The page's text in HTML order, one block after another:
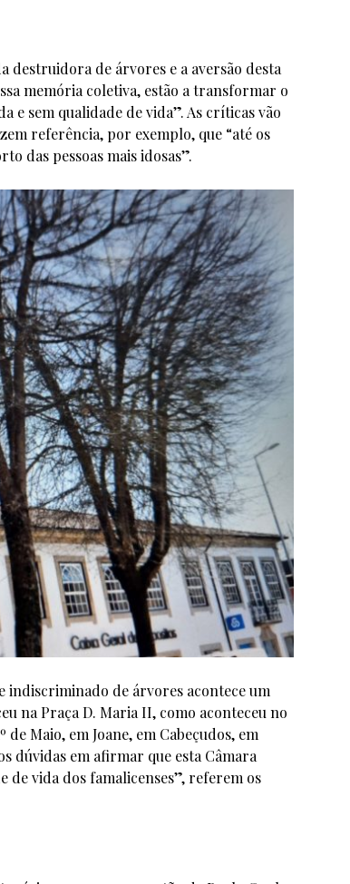
destruidora de árvores e a aversão desta
memória coletiva, estão a transformar o
e sem qualidade de vida”. As críticas vão
referência, por exemplo, que “até os
das pessoas mais idosas”.
indiscriminado de árvores acontece um
na Praça D. Maria II, como aconteceu no
Maio, em Joane, em Cabeçudos, em
dúvidas em afirmar que esta Câmara
vida dos famalicenses”, referem os